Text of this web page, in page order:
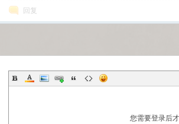
回复
您需要登录后